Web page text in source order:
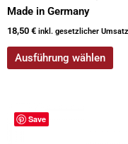
Made in Germany
18,50 € inkl. gesetzlicher
Ausführung wählen
Save
Dieses
Produkt